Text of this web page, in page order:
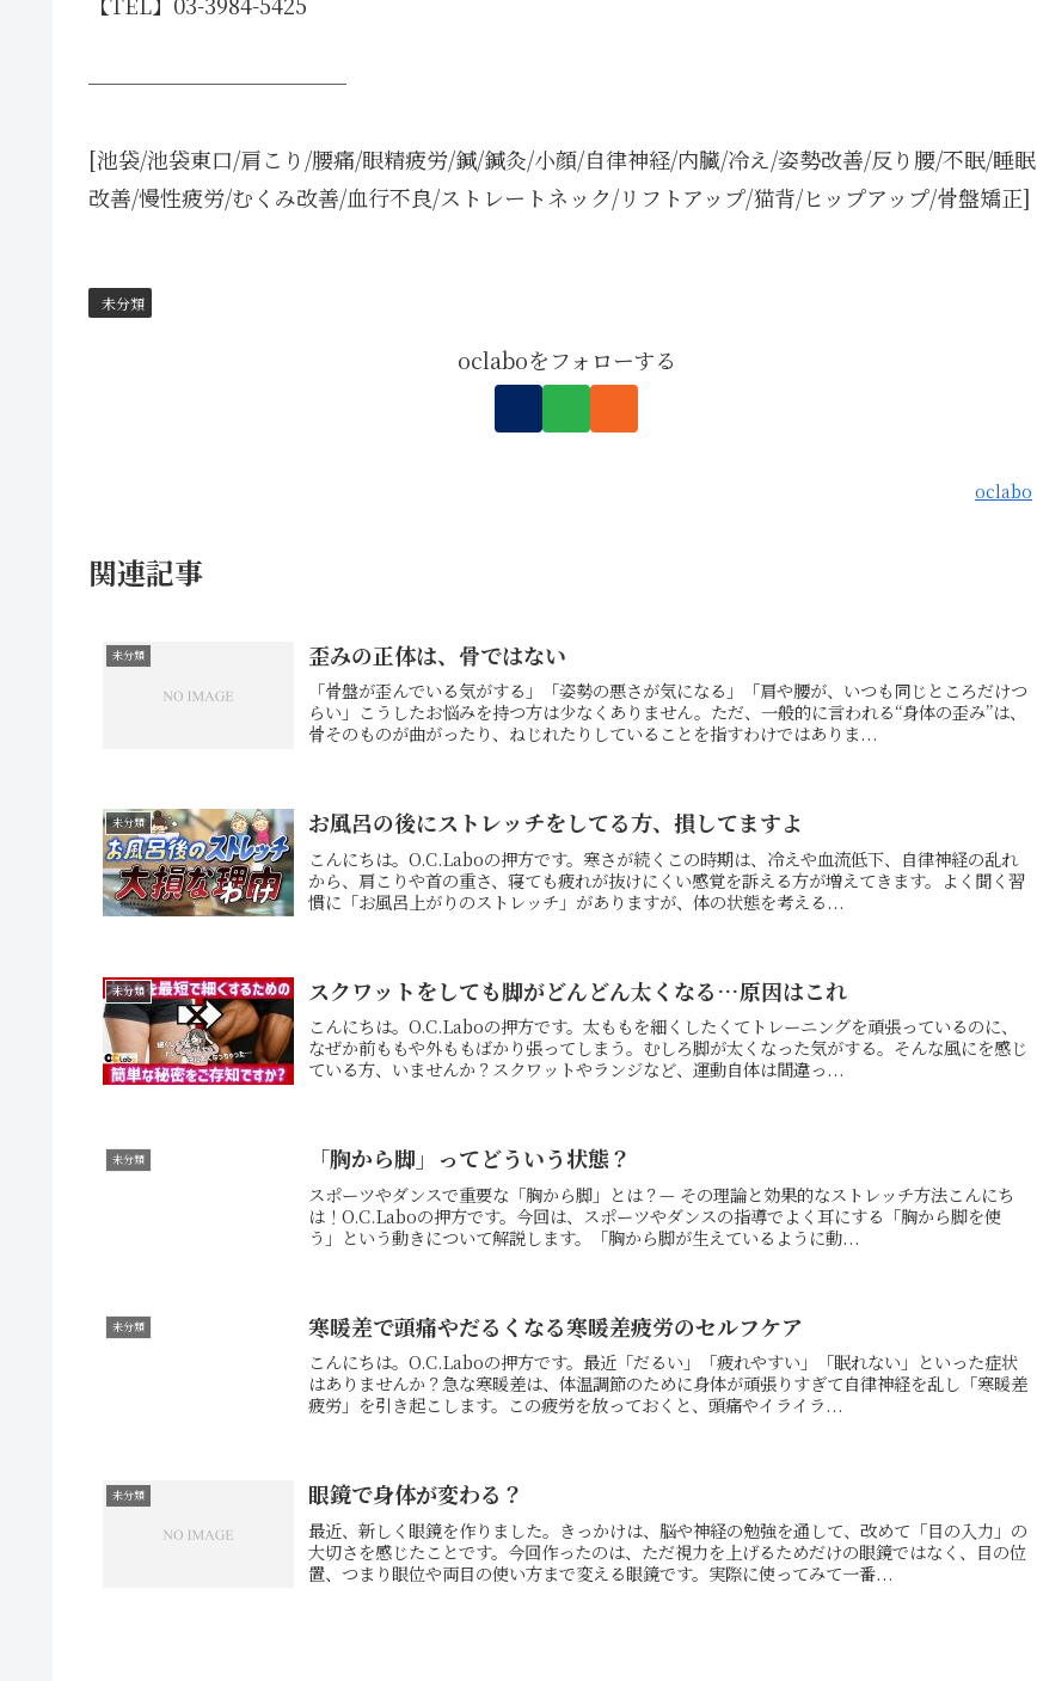
────────────
[池袋/池袋東口/肩こり/腰痛/眼精疲労/鍼/鍼灸/小顔/自律神経/内臓/冷え/姿勢改善/反り腰/不眠/睡眠
改善/慢性疲労/むくみ改善/血行不良/ストレートネック/リフトアップ/猫背/ヒップアップ/骨盤矯正]
未分類
oclaboをフォローする
oclabo
関連記事
未分類 歪みの正体は、骨ではない
「骨盤が歪んでいる気がする」「姿勢の悪さが気になる」「肩や腰が、いつも同じところだけつ
らい」こうしたお悩みを持つ方は少なくありません。ただ、一般的に言われる“身体の歪み”は、
骨そのものが曲がったり、ねじれたりしていることを指すわけではありま...
未分類 お風呂の後にストレッチをしてる方、損してますよ
こんにちは。O.C.Laboの押方です。寒さが続くこの時期は、冷えや血流低下、自律神経の乱れ
から、肩こりや首の重さ、寝ても疲れが抜けにくい感覚を訴える方が増えてきます。よく聞く習
慣に「お風呂上がりのストレッチ」がありますが、体の状態を考える...
未分類 スクワットをしても脚がどんどん太くなる…原因はこれ
こんにちは。O.C.Laboの押方です。太ももを細くしたくてトレーニングを頑張っているのに、
なぜか前ももや外ももばかり張ってしまう。むしろ脚が太くなった気がする。そんな風にを感じ
ている方、いませんか？スクワットやランジなど、運動自体は間違っ...
未分類 「胸から脚」ってどういう状態？
スポーツやダンスで重要な「胸から脚」とは？— その理論と効果的なストレッチ方法こんにち
は！O.C.Laboの押方です。今回は、スポーツやダンスの指導でよく耳にする「胸から脚を使
う」という動きについて解説します。「胸から脚が生えているように動...
未分類 寒暖差で頭痛やだるくなる寒暖差疲労のセルフケア
こんにちは。O.C.Laboの押方です。最近「だるい」「疲れやすい」「眠れない」といった症状
はありませんか？急な寒暖差は、体温調節のために身体が頑張りすぎて自律神経を乱し「寒暖差
疲労」を引き起こします。この疲労を放っておくと、頭痛やイライラ...
未分類 眼鏡で身体が変わる？
最近、新しく眼鏡を作りました。きっかけは、脳や神経の勉強を通して、改めて「目の入力」の
大切さを感じたことです。今回作ったのは、ただ視力を上げるためだけの眼鏡ではなく、目の位
置、つまり眼位や両目の使い方まで変える眼鏡です。実際に使ってみて一番...